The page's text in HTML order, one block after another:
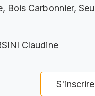
Bois Carbonnier,
Claudine